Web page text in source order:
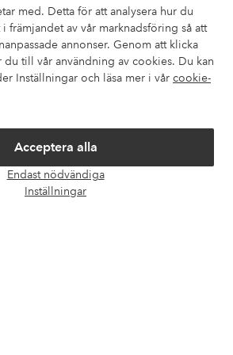
med. Detta för att analysera hur du
främjandet av vår marknadsföring så att
annonser. Genom att klicka
du till vår användning av cookies. Du kan
Inställningar och läsa mer i vår cookie-
Acceptera alla
Endast nödvändiga
Inställningar